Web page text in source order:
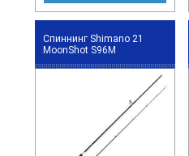
Спиннинг Shimano 21
MoonShot S96M